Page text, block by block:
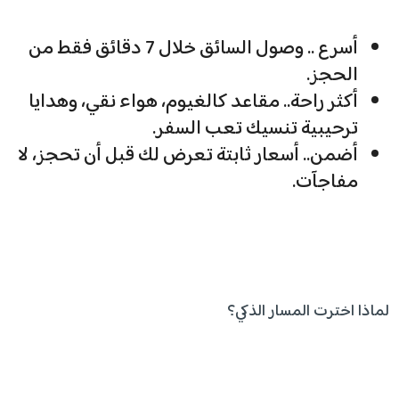
أسرع .. وصول السائق خلال 7 دقائق فقط من
الحجز.
أكثر راحة.. مقاعد كالغيوم، هواء نقي، وهدايا
ترحيبية تنسيك تعب السفر.
أضمن.. أسعار ثابتة تعرض لك قبل أن تحجز، لا
مفاجآت.
لماذا اخترت المسار الذكي؟